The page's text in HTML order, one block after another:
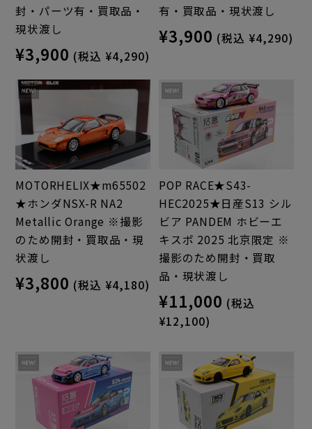
封・パーツ有・買取品・
現状渡し
¥3,900 (税込 ¥4,290)
有・買取品・現状渡し
¥3,900 (税込 ¥4,290)
MOTORHELIX★m65502
★ホンダNSX-R NA2
Metallic Orange ※撮影
のため開封・買取品・現
状渡し
¥3,800 (税込 ¥4,180)
POP RACE★S43-
HEC2025★日産S13 シル
ビア PANDEM ホビーエ
キスポ 2025 北京限定 ※
撮影のため開封・買取
品・現状渡し
¥11,000 (税込
¥12,100)